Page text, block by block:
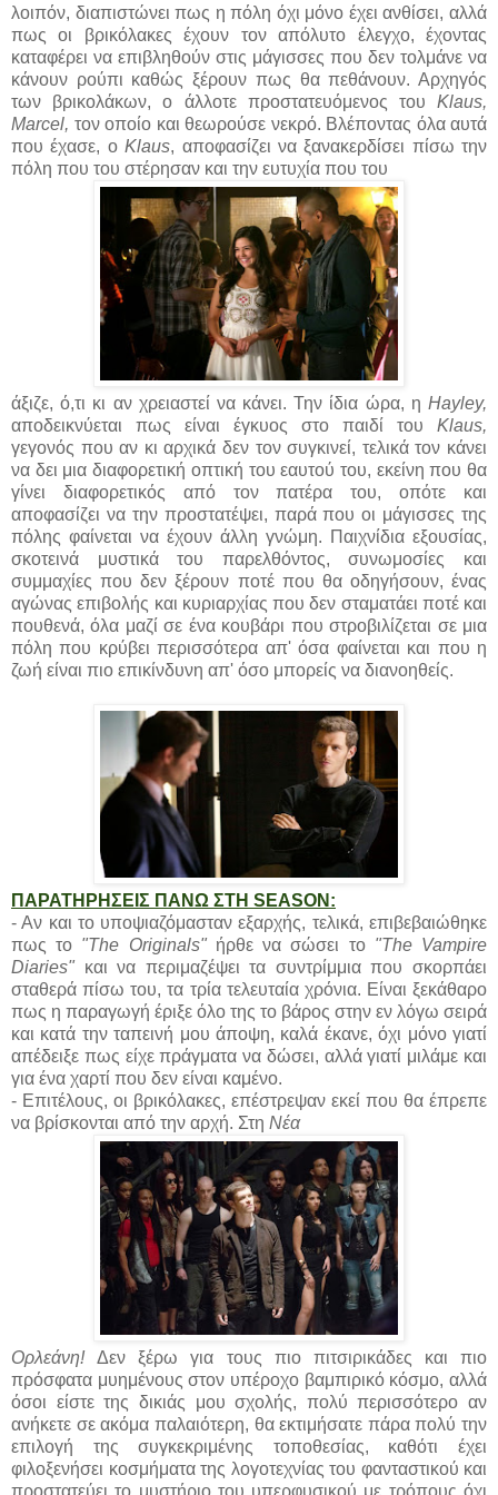
λοιπόν, διαπιστώνει πως η πόλη όχι μόνο έχει ανθίσει, αλλά
πως οι βρικόλακες έχουν τον απόλυτο έλεγχο, έχοντας
καταφέρει να επιβληθούν στις μάγισσες που δεν τολμάνε να
κάνουν ρούπι καθώς ξέρουν πως θα πεθάνουν. Αρχηγός
των βρικολάκων, ο άλλοτε προστατευόμενος του Klaus,
Marcel, τον οποίο και θεωρούσε νεκρό. Βλέποντας όλα αυτά
που έχασε, οKlaus, αποφασίζει να ξανακερδίσει πίσω την
πόλη που του στέρησαν και την ευτυχία που του
άξιζε, ό,τι κι αν χρειαστεί να κάνει. Την ίδια ώρα, η Hayley,
αποδεικνύεται πως είναι έγκυος στο παιδί του Klaus,
γεγονός που αν κι αρχικά δεν τον συγκινεί, τελικά τον κάνει
να δει μια διαφορετική οπτική του εαυτού του, εκείνη που θα
γίνει διαφορετικός από τον πατέρα του, οπότε και
αποφασίζει να την προστατέψει, παρά που οι μάγισσες της
πόλης φαίνεται να έχουν άλλη γνώμη. Παιχνίδια εξουσίας,
σκοτεινά μυστικά του παρελθόντος, συνωμοσίες και
συμμαχίες που δεν ξέρουν ποτέ που θα οδηγήσουν, ένας
αγώνας επιβολής και κυριαρχίας που δεν σταματάει ποτέ και
πουθενά, όλα μαζί σε ένα κουβάρι που στροβιλίζεται σε μια
πόλη που κρύβει περισσότερα απ' όσα φαίνεται και που η
ζωή είναι πιο επικίνδυνη απ' όσο μπορείς να διανοηθείς.
ΠΑΡΑΤΗΡΗΣΕΙΣ ΠΑΝΩ ΣΤΗ SEASON:
- Αν και το υποψιαζόμασταν εξαρχής, τελικά, επιβεβαιώθηκε
πως το "The Originals"ήρθε να σώσει το "The Vampire
Diaries" και να περιμαζέψει τα συντρίμμια που σκορπάει
σταθερά πίσω του, τα τρία τελευταία χρόνια. Είναι ξεκάθαρο
πως η παραγωγή έριξε όλο της το βάρος στην εν λόγω σειρά
και κατά την ταπεινή μου άποψη, καλά έκανε, όχι μόνο γιατί
απέδειξε πως είχε πράγματα να δώσει, αλλά γιατί μιλάμε και
για ένα χαρτί που δεν είναι καμένο.
- Επιτέλους, οι βρικόλακες, επέστρεψαν εκεί που θα έπρεπε
να βρίσκονται από την αρχή. Στη Νέα
Ορλεάνη!Δεν ξέρω για τους πιο πιτσιρικάδες και πιο
πρόσφατα μυημένους στον υπέροχο βαμπιρικό κόσμο, αλλά
όσοι είστε της δικιάς μου σχολής, πολύ περισσότερο αν
ανήκετε σε ακόμα παλαιότερη, θα εκτιμήσατε πάρα πολύ την
επιλογή της συγκεκριμένης τοποθεσίας, καθότι έχει
φιλοξενήσει κοσμήματα της λογοτεχνίας του φανταστικού και
προστατεύει το μυστήριο του υπερφυσικού με τρόπους όχι